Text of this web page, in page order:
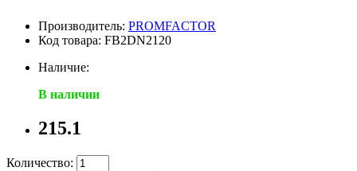
Производитель: PROMFACTOR
Код товара: FB2DN2120
Наличие:
В наличии
215.1
Количество: